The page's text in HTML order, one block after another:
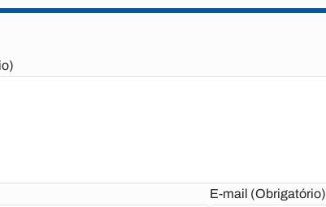
E-mail (Obrigatório)